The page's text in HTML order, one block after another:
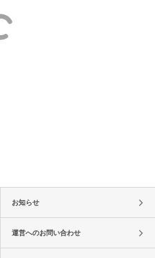
お知らせ
運営へのお問い合わせ